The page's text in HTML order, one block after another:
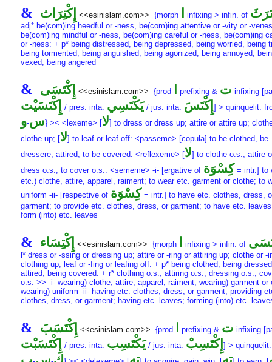
& إِكْتِرَاث <<esinislam.com>> {morph infixing > infin. of
adj* be(com)ing heedful or -ness, be(com)ing attentive or -vity or -
be(com)ing mindful or -ness, be(com)ing careful or -ness, be(com)ing
or -ness: + p* being distressed, being depressed, being worried, being
being tormented, being anguished, being agonized; being annoyed,
vexed, being angered
& إِكْتَسَى <<esinislam.com>> {prod prefixing & ت infixing
إِكْتَسَيْت / pres. inta. يَكْتَسِي / jus. inta. إِكْتَسَ ] > quinquelit.
س-و } >< <lexeme> [لا] to dress or dress up; attire or attire up;
clothe up; [لا] to leaf or leaf off: <passeme> [copula] to be clothed, be
dressere, attired; to be covered: <reflexeme> [لا] to clothe o.s., attire
dress o.s.; to cover o.s.: <sememe> -i- [ergative of كِسْوَة = intr.] to
etc.) clothe, attire, apparel, raiment; to wear etc. garment or clothe; to
uniform -ii- [respective of كِسْوَة = intr.] to have etc. clothes, dress,
garment; to provide etc. clothes, dress, or garment; to have etc.
form (into) etc. leaves
& إِكْتِسَاء <<esinislam.com>> {morph infixing > infin. of
l* dress or -ssing or dressing up; attire or -ring or attiring up; clothe or -
clothing up; leaf or -fing or leafing off: + p* being clothed, being
attired; being covered: + r* clothing o.s., attiring o.s., dressing o.s.;
o.s. >> -i- wearing) clothe, attire, apparel, raiment; wearing) garment or
wearing) uniform -ii- having etc. clothes, dress, or garment; providing
clothes, dress, or garment; having etc. leaves; forming (into) etc.
& إِكْتَسَبَ <<esinislam.com>> {prod prefixing & ت infixing
إِكْتَسَبْت / pres. inta. يَكْتَسِب / jus. inta. إِكْتَسِبْ ] >